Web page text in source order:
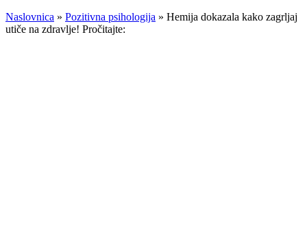
Naslovnica » Pozitivna psihologija » Hemija dokazala kako zagrljaj
utiče na zdravlje! Pročitajte: